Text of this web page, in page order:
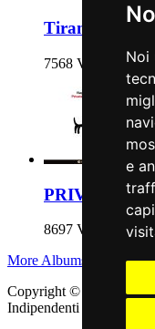
Noi
e
Tirana cafè
7568 Views
PRIVATE
8697 Views
More Albums
Copyright © 2011 - 2026
Indipendenti di Jazz. All